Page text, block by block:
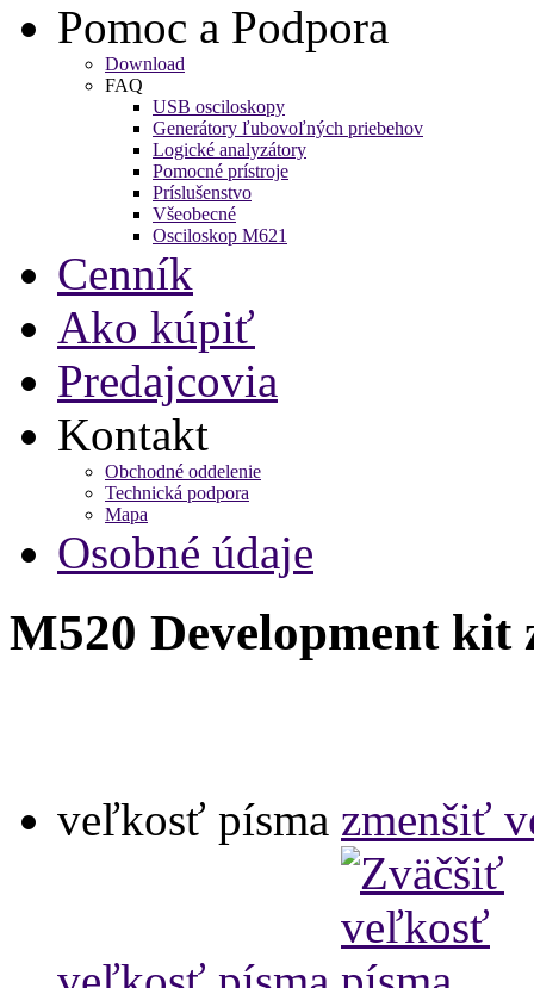
Pomoc a Podpora
Download
FAQ
USB osciloskopy
Generátory ľubovoľných priebehov
Logické analyzátory
Pomocné prístroje
Príslušenstvo
Všeobecné
Osciloskop M621
Cenník
Ako kúpiť
Predajcovia
Kontakt
Obchodné oddelenie
Technická podpora
Mapa
Osobné údaje
M520 Development kit
veľkosť písma zmenšiť